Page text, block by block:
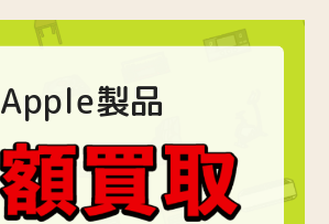
Apple製品